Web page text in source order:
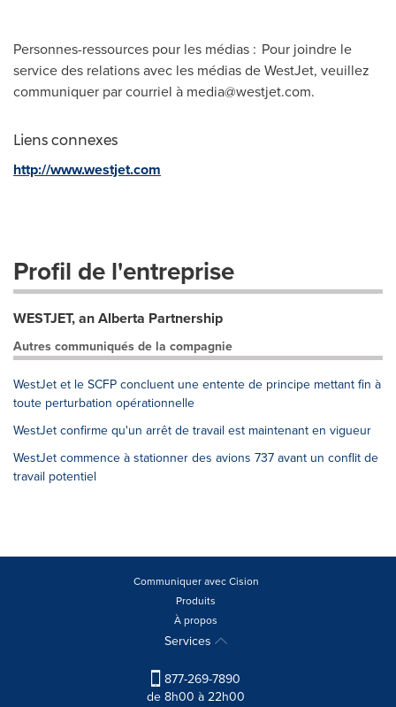
Personnes-ressources pour les médias : Pour joindre le
service des relations avec les médias de WestJet, veuillez
communiquer par courriel à media@westjet.com.
Liens connexes
http://www.westjet.com
Profil de l'entreprise
WESTJET, an Alberta Partnership
Autres communiqués de la compagnie
WestJet et le SCFP concluent une entente de principe mettant fin à
toute perturbation opérationnelle
WestJet confirme qu'un arrêt de travail est maintenant en vigueur
WestJet commence à stationner des avions 737 avant un conflit de
travail potentiel
Communiquer avec Cision
Produits
À propos
Services
877-269-7890
de 8h00 à 22h00